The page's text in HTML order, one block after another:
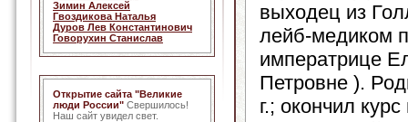
Зимин Алексей
Гвоздикова Наталья
Дуров Лев Константинович
Говорухин Станислав
Открытие сайта "Великие
люди России" Свершилось!
Наш сайт увидел свет.
выходец из
лейб-медиком
императрице
Петровне ).
г.; окончил